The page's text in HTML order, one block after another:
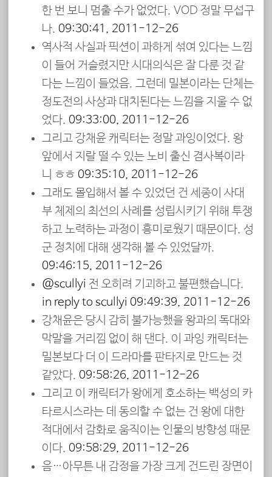
한 번 보니 멈출 수가 없었다. VOD 정말 무섭구
나. 09:30:41, 2011-12-26
역사적 사실과 픽션이 과하게 섞여 있다는 느낌
이 들어 거슬렸지만 시대의식은 잘 다룬 것 같
다는 느낌이 들었음. 그런데 밀본이라는 단체는
정도전의 사상과 대치된다는 느낌을 지울 수 없
었다. 09:33:00, 2011-12-26
그리고 강채윤 캐릭터는 정말 과잉이었다. 왕
앞에서 지랄 떨 수 있는 노비 출신 겸사복이라
니 ㅎㅎ 09:35:10, 2011-12-26
그래도 몰입해서 볼 수 있었던 건 세종이 사대
부 체제의 최선의 사례를 성립시키기 위해 투쟁
하고 노력하는 과정이 흥미로웠기 때문이다. 성
군 정치에 대해 생각해 볼 수 있었달까.
09:46:15, 2011-12-26
@scullyi 전 오히려 기괴하고 불편했습니다.
in reply to scullyi 09:49:39, 2011-12-26
강채윤은 당시 감히 불가능했을 왕과의 독대와
막말을 거리낌 없이 해 댄다. 이 과잉 캐릭터는
밀본보다 더 이 드라마를 판타지로 만드는 것
같았다. 09:58:26, 2011-12-26
그리고 이 캐릭터가 왕에게 호소하는 백성의 카
타르시스라는 데 동의할 수 없는 건 왕에 대한
적대에서 감화로 움직이는 인물의 방향성 때문
이다. 09:58:29, 2011-12-26
음…아무튼 내 감정을 가장 크게 건드린 장면이